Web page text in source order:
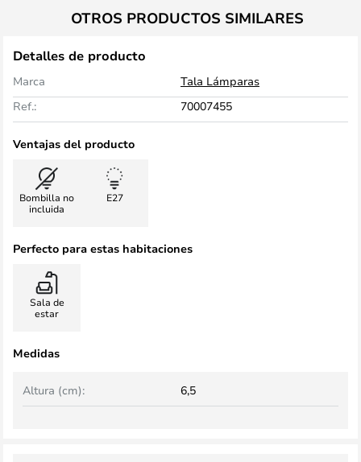
OTROS PRODUCTOS SIMILARES
Detalles de producto
Marca
Tala Lámparas
Ref.:
70007455
Ventajas del producto
Bombilla no
incluida
E27
Perfecto para estas habitaciones
Sala de
estar
Medidas
Altura (cm): 6,5